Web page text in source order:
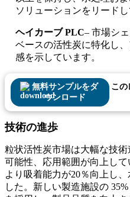
ソリューションをリードし
ヘイカーブ PLC– 市場シ
ベースの活性炭に特化し
感を示しています。
無料サンプルをダ
ウンロード
この
技術の進歩
粒状活性炭市場は大幅な技
可能性、応用範囲が向上し
より吸着能力が20％向上し
した。新しい製造施設の